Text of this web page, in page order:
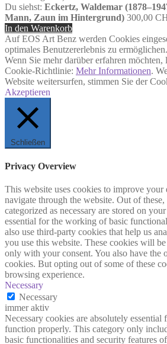
Du siehst: Eckertz, Waldemar
Mann, Zaun im Hintergrund) 300,00
In den Warenkorb
Auf EOS Art Benz werden Cookies
optimales Benutzererlebnis zu ermöglichen.
Wenn Sie mehr darüber erfahren möchten,
Cookie-Richtlinie: Mehr Informationen.
Website weitersurfen, stimmen Sie der
Akzeptieren
Schließen
Privacy Overview
This website uses cookies to improve
navigate through the website. Out of these,
categorized as necessary are stored on
essential for the working of basic
also use third-party cookies that help us
you use this website. These cookies will
only with your consent. You also have the
cookies. But opting out of some of these
browsing experience.
Necessary
Necessary
immer aktiv
Necessary cookies are absolutely essential
function properly. This category only
basic functionalities and security features